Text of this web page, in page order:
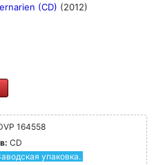
(CD) (2012)
164558
CD
упаковка.